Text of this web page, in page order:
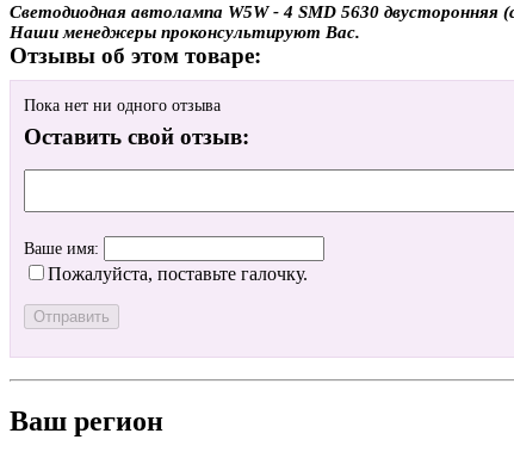
Светодиодная автолампа W5W - 4 SMD 5630 двусторонняя
Наши менеджеры проконсультируют Вас.
Отзывы об этом товаре:
Пока нет ни одного отзыва
Оставить свой отзыв:
Ваше имя:
Пожалуйста, поставьте галочку.
Ваш регион